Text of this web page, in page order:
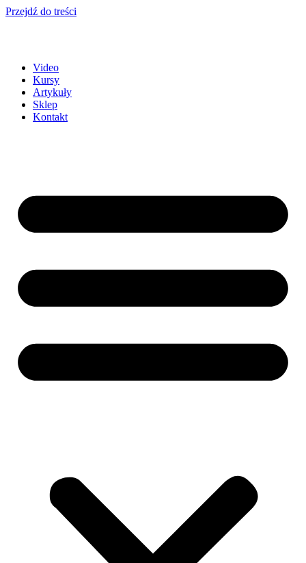
Przejdź do treści
Video
Kursy
Artykuły
Sklep
Kontakt